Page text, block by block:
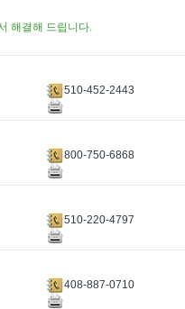
해결해 드립니다.
510-452-2443
800-750-6868
510-220-4797
408-887-0710